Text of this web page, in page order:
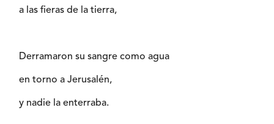
a las fieras de la tierra,
Derramaron su sangre como agua
en torno a Jerusalén,
y nadie la enterraba.